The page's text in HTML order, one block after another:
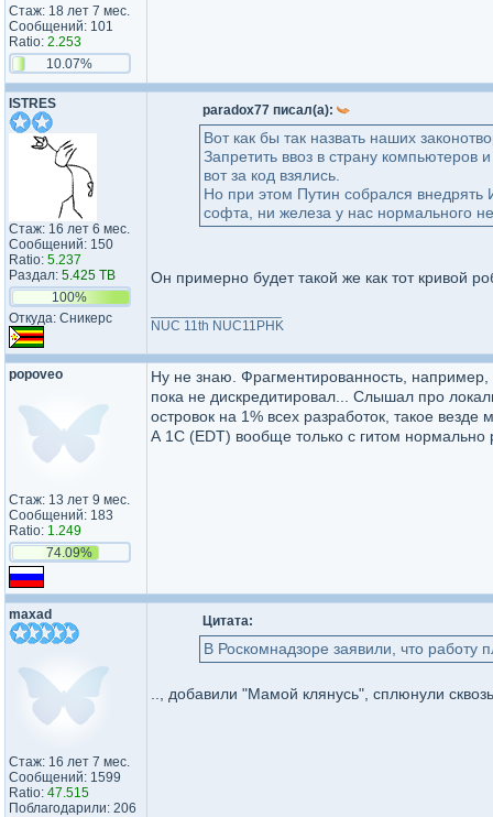
Стаж: 18 лет 7 мес.
Сообщений: 101
Ratio: 2.253
10.07%
ISTRES
Стаж: 16 лет 6 мес.
Сообщений: 150
Ratio: 5.237
Раздал: 5.425 TB
100%
Откуда: Сникерс
paradox77 писал(а):
Вот как бы так назвать наших
Запретить ввоз в страну компьютеров
вот за код взялись.
Но при этом Путин собрался внедрять
софта, ни железа у нас нормального
Он примерно будет такой же как тот кривой
NUC 11th NUC11PHK
popoveo
Стаж: 13 лет 9 мес.
Сообщений: 183
Ratio: 1.249
74.09%
Ну не знаю. Фрагментированность,
пока не дискредитировал... Слышал про
островок на 1% всех разработок, такое везде
А 1С (EDT) вообще только с гитом нормально
maxad
Стаж: 16 лет 7 мес.
Сообщений: 1599
Ratio: 47.515
Поблагодарили: 206
Цитата:
В Роскомнадзоре заявили, что работу
.., добавили "Мамой клянусь", сплюнули